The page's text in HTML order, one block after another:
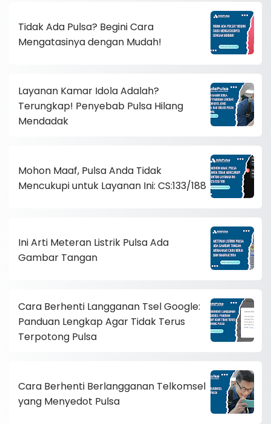
Tidak Ada Pulsa? Begini Cara
Mengatasinya dengan Mudah!
Layanan Kamar Idola Adalah?
Terungkap! Penyebab Pulsa Hilang
Mendadak
Mohon Maaf, Pulsa Anda Tidak
Mencukupi untuk Layanan Ini: CS:133/188
Ini Arti Meteran Listrik Pulsa Ada
Gambar Tangan
Cara Berhenti Langganan Tsel Google:
Panduan Lengkap Agar Tidak Terus
Terpotong Pulsa
Cara Berhenti Berlangganan Telkomsel
yang Menyedot Pulsa